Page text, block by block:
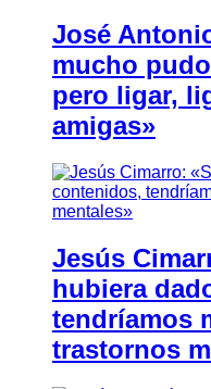
José
mucho
pero ligar,
amigas»
Jesús
hubiera
tendríamos
trastornos